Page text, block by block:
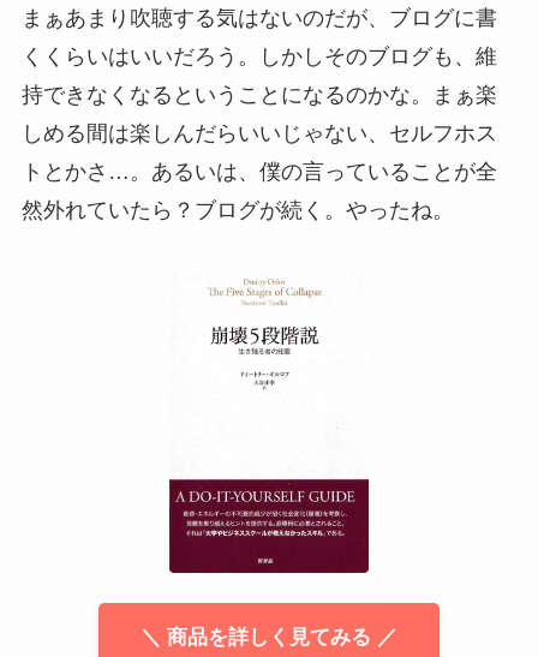
まぁあまり吹聴する気はないのだが、ブログに書
くくらいはいいだろう。しかしそのブログも、維
持できなくなるということになるのかな。まぁ楽
しめる間は楽しんだらいいじゃない、セルフホス
トとかさ…。あるいは、僕の言っていることが全
然外れていたら？ブログが続く。やったね。
＼ 商品を詳しく見てみる ／